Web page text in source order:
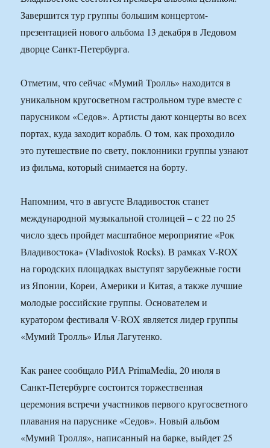
Завершится тур группы большим концертом-
презентацией нового альбома 13 декабря в Ледовом
дворце Санкт-Петербурга.
Отметим, что сейчас «Мумий Тролль» находится в
уникальном кругосветном гастрольном туре вместе с
парусником «Седов». Артисты дают концерты во всех
портах, куда заходит корабль. О том, как проходило
это путешествие по свету, поклонники группы узнают
из фильма, который снимается на борту.
Напомним, что в августе Владивосток станет
международной музыкальной столицей – с 22 по 25
число здесь пройдет масштабное мероприятие «Рок
Владивостока» (Vladivostok Rocks). В рамках V-ROX
на городских площадках выступят зарубежные гости
из Японии, Кореи, Америки и Китая, а также лучшие
молодые российские группы. Основателем и
куратором фестиваля V-ROX является лидер группы
«Мумий Тролль» Илья Лагутенко.
Как ранее сообщало РИА PrimaMedia, 20 июля в
Санкт-Петербурге состоится торжественная
церемония встречи участников первого кругосветного
плавания на паруснике «Седов». Новый альбом
«Мумий Тролля», написанный на барке, выйдет 25